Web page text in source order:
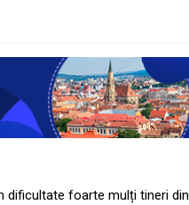
dificultate foarte mulți tineri din